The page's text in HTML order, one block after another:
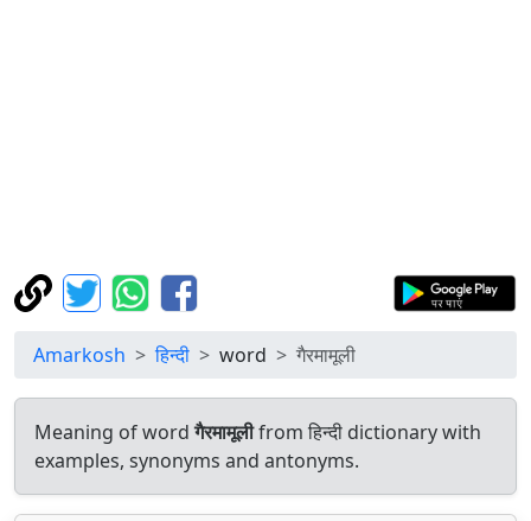
Amarkosh हिन्दी word गैरमामूली
Meaning of wordगैरमामूलीfrom हिन्दी dictionary with
examples, synonyms and antonyms.